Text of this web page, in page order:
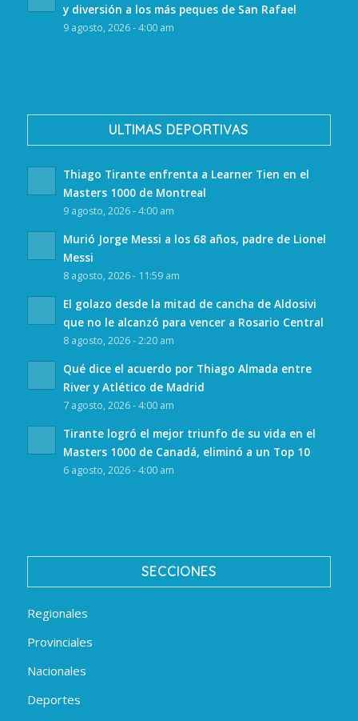
y diversión a los más peques de San Rafael
9 agosto, 2026 - 4:00 am
ULTIMAS DEPORTIVAS
Thiago Tirante enfrenta a Learner Tien en el
Masters 1000 de Montreal
9 agosto, 2026 - 4:00 am
Murió Jorge Messi a los 68 años, padre de Lionel
Messi
8 agosto, 2026 - 11:59 am
El golazo desde la mitad de cancha de Aldosivi
que no le alcanzó para vencer a Rosario Central
8 agosto, 2026 - 2:20 am
Qué dice el acuerdo por Thiago Almada entre
River y Atlético de Madrid
7 agosto, 2026 - 4:00 am
Tirante logró el mejor triunfo de su vida en el
Masters 1000 de Canadá, eliminó a un Top 10
6 agosto, 2026 - 4:00 am
SECCIONES
Regionales
Provinciales
Nacionales
Deportes